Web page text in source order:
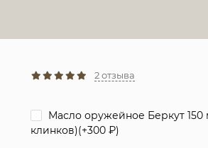
2 отзыва
Масло оружейное Беркут 150
клинков)(+300₽)